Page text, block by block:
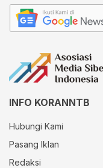
INFO KORANNTB
Hubungi Kami
Pasang Iklan
Redaksi